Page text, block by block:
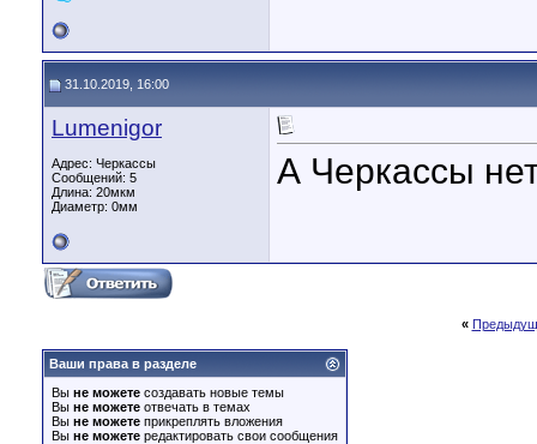
31.10.2019, 16:00
Lumenigor
Адрес: Черкассы
Сообщений: 5
Длина: 20мкм
Диаметр: 0мм
А Черкассы
«
Ваши права в разделе
Вы не можете создавать новые темы
Вы не можете отвечать в темах
Вы не можете прикреплять вложения
Вы не можете редактировать свои сообщения